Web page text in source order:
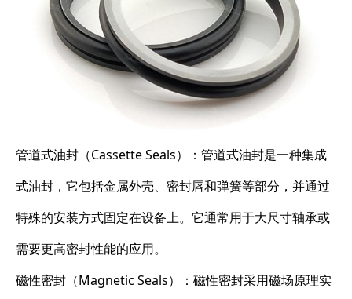
管道式油封（Cassette Seals）：管道式油封是一种集成
式油封，它包括金属外壳、密封唇和弹簧等部分，并通过
特殊的安装方式固定在设备上。它通常用于大尺寸轴承或
需要更高密封性能的应用。
磁性密封（Magnetic Seals）：磁性密封采用磁场原理实